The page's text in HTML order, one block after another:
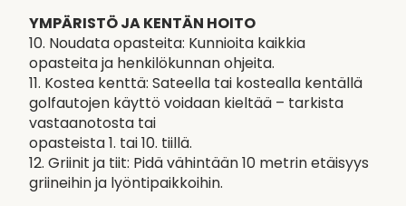
YMPÄRISTÖ JA KENTÄN HOITO
10. Noudata opasteita: Kunnioita kaikkia
opasteita ja henkilökunnan ohjeita.
11. Kostea kenttä: Sateella tai kostealla kentällä
golfautojen käyttö voidaan kieltää – tarkista
vastaanotosta tai
opasteista 1. tai 10. tiillä.
12. Griinit ja tiit: Pidä vähintään 10 metrin etäisyys
griineihin ja lyöntipaikkoihin.